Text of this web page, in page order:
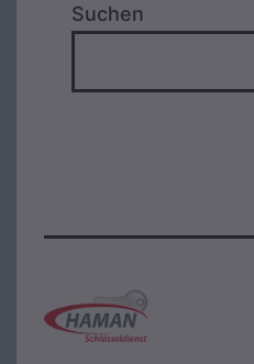
Suchen